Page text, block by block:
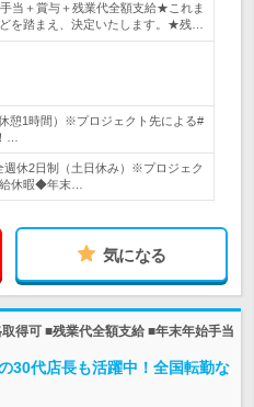
当＋賞与＋残業代全額支給★これま
を踏まえ、決定いたします。★残…
憩1時間）※プロジェクト先による#
…
休2日制（土日休み）※プロジェク
休暇◆年末…
気になる
得可 ■残業代全額支給 ■年末年始手当
30代店長も活躍中！全国転勤な